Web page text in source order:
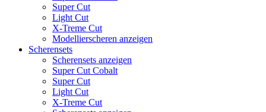
Super Cut
Light Cut
X-Treme Cut
Modellierscheren anzeigen
Scherensets
Scherensets anzeigen
Super Cut Cobalt
Super Cut
Light Cut
X-Treme Cut